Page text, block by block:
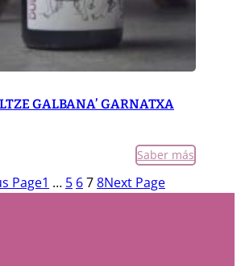
GALBANA’ GARNATXA
Saber más
Page1 … 5 678Next Page